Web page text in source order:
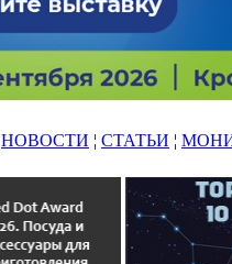
НОВОСТИ ¦ СТАТЬИ ¦